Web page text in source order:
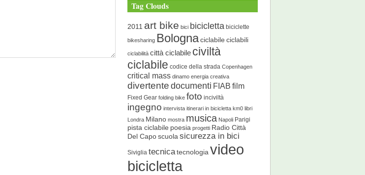
Tag Clouds
2011 art bike bici bicicletta biciclette
bikesharing Bolognaciclabile ciclabili
ciclabilità città ciclabile civiltà
ciclabile codice della strada Copenhagen
critical mass dinamo energia creativa
divertentedocumenti FIAB film
Fixed Gear folding bike foto inciviltà
ingegno intervista itinerari in bicicletta km0 libri
Londra Milano mostra musica Napoli Parigi
pista ciclabile poesia progetti Radio Città
Del Capo scuolasicurezza in bici
Siviglia tecnicatecnologiavideo
bicicletta